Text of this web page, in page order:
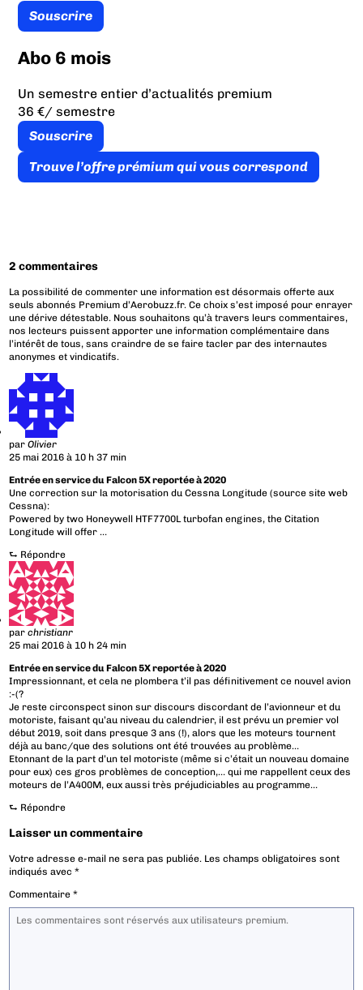
Souscrire
Abo 6 mois
Un semestre entier d’actualités premium
36 €/ semestre
Souscrire
Trouve l’offre prémium qui vous correspond
2 commentaires
La possibilité de commenter une information est désormais offerte aux
seuls abonnés Premium d’Aerobuzz.fr. Ce choix s’est imposé pour enrayer
une dérive détestable. Nous souhaitons qu’à travers leurs commentaires,
nos lecteurs puissent apporter une information complémentaire dans
l’intérêt de tous, sans craindre de se faire tacler par des internautes
anonymes et vindicatifs.
parOlivier
25 mai 2016 à 10 h 37 min
Entrée en service du Falcon 5X reportée à 2020
Une correction sur la motorisation du Cessna Longitude (source site web
Cessna):
Powered by two Honeywell HTF7700L turbofan engines, the Citation
Longitude will offer …
⮑ Répondre
parchristianr
25 mai 2016 à 10 h 24 min
Entrée en service du Falcon 5X reportée à 2020
Impressionnant, et cela ne plombera t’il pas définitivement ce nouvel avion
:-(?
Je reste circonspect sinon sur discours discordant de l’avionneur et du
motoriste, faisant qu’au niveau du calendrier, il est prévu un premier vol
début 2019, soit dans presque 3 ans (!), alors que les moteurs tournent
déjà au banc/que des solutions ont été trouvées au problème…
Etonnant de la part d’un tel motoriste (même si c’était un nouveau domaine
pour eux) ces gros problèmes de conception,… qui me rappellent ceux des
moteurs de l’A400M, eux aussi très préjudiciables au programme…
⮑ Répondre
Laisser un commentaire
Votre adresse e-mail ne sera pas publiée. Les champs obligatoires sont
indiqués avec*
Commentaire*